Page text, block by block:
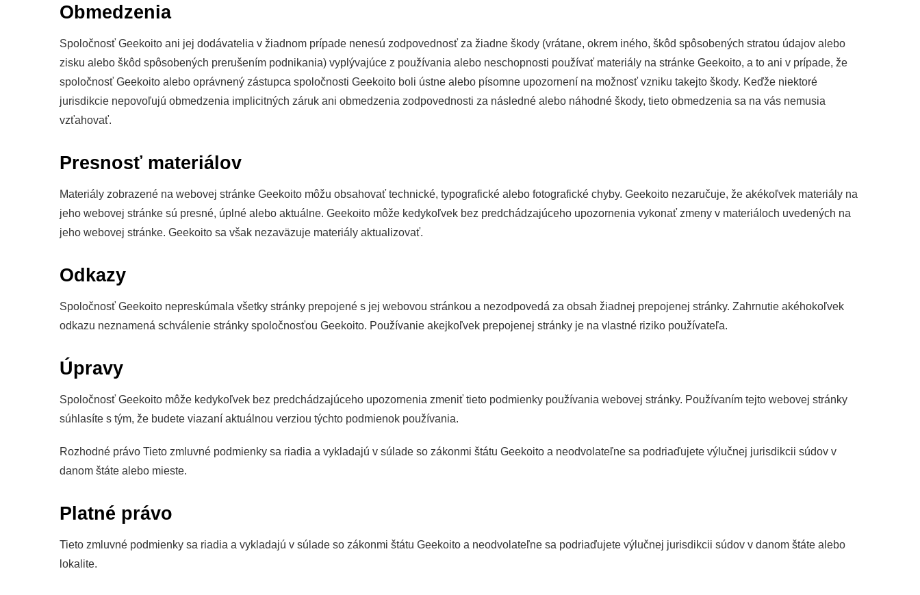
Obmedzenia
Spoločnosť Geekoito ani jej dodávatelia v žiadnom prípade nenesú zodpovednosť za žiadne škody (vrátane, okrem iného, škôd spôsobených stratou údajov alebo
zisku alebo škôd spôsobených prerušením podnikania) vyplývajúce z používania alebo neschopnosti používať materiály na stránke Geekoito, a to ani v prípade, že
spoločnosť Geekoito alebo oprávnený zástupca spoločnosti Geekoito boli ústne alebo písomne upozornení na možnosť vzniku takejto škody. Keďže niektoré
jurisdikcie nepovoľujú obmedzenia implicitných záruk ani obmedzenia zodpovednosti za následné alebo náhodné škody, tieto obmedzenia sa na vás nemusia
vzťahovať.
Presnosť materiálov
Materiály zobrazené na webovej stránke Geekoito môžu obsahovať technické, typografické alebo fotografické chyby. Geekoito nezaručuje, že akékoľvek materiály na
jeho webovej stránke sú presné, úplné alebo aktuálne. Geekoito môže kedykoľvek bez predchádzajúceho upozornenia vykonať zmeny v materiáloch uvedených na
jeho webovej stránke. Geekoito sa však nezaväzuje materiály aktualizovať.
Odkazy
Spoločnosť Geekoito nepreskúmala všetky stránky prepojené s jej webovou stránkou a nezodpovedá za obsah žiadnej prepojenej stránky. Zahrnutie akéhokoľvek
odkazu neznamená schválenie stránky spoločnosťou Geekoito. Používanie akejkoľvek prepojenej stránky je na vlastné riziko používateľa.
Úpravy
Spoločnosť Geekoito môže kedykoľvek bez predchádzajúceho upozornenia zmeniť tieto podmienky používania webovej stránky. Používaním tejto webovej stránky
súhlasíte s tým, že budete viazaní aktuálnou verziou týchto podmienok používania.
Rozhodné právo Tieto zmluvné podmienky sa riadia a vykladajú v súlade so zákonmi štátu Geekoito a neodvolateľne sa podriaďujete výlučnej jurisdikcii súdov v
danom štáte alebo mieste.
Platné právo
Tieto zmluvné podmienky sa riadia a vykladajú v súlade so zákonmi štátu Geekoito a neodvolateľne sa podriaďujete výlučnej jurisdikcii súdov v danom štáte alebo
lokalite.